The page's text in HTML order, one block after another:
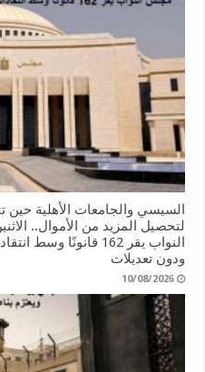
السيسي والجامعات الأهلية حين
النواب يقر 162
ودون تعديلات
10/08/2026